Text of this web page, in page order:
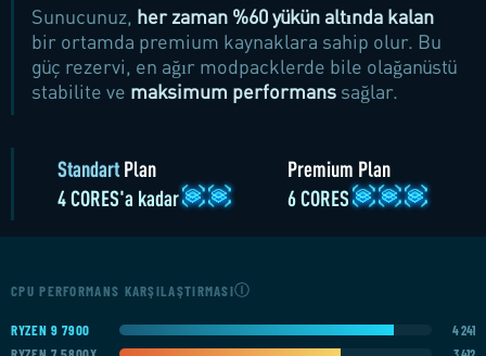
Sunucunuz, her zaman %60 yükün altında kalan
bir ortamda premium kaynaklara sahip olur. Bu
güç rezervi, en ağır modpacklerde bile olağanüstü
stabilite ve maksimum performans sağlar.
StandartPlan
4 CORES'a kadar
Premium Plan
6 CORES
CPU PERFORMANS KARŞILAŞTIRMASIⒾ
RYZEN 9 7900 4 241